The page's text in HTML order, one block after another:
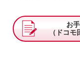
お
（ドコモ